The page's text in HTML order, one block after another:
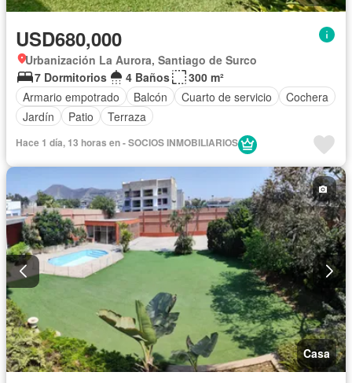
USD680,000
Urbanización La Aurora, Santiago de Surco
7 Dormitorios
4 Baños
300 m²
Armario empotrado
Balcón Cuarto de servicio
Cochera
Jardín
Patio Terraza
Hace 1 día, 13 horas en - SOCIOS INMOBILIARIOS
Casa